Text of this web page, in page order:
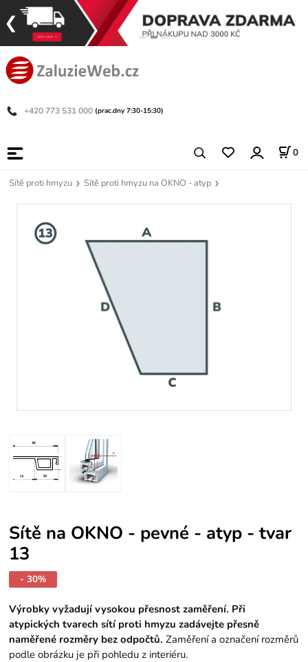
+420 773 531 000 (prac.dny 7:30-15:30)
0
Sítě proti hmyzu Sítě proti hmyzu na OKNO - atyp
Sítě na OKNO - pevné - atyp - tvar
13
- 30%
Výrobky vyžadují vysokou přesnost zaměření. Při
atypických tvarech sítí proti hmyzu zadávejte přesně
naměřené rozměry bez odpočtů. Zaměření a označení rozměrů
podle obrázku je při pohledu z interiéru.